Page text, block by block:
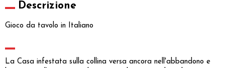
Descrizione
Gioco da tavolo in Italiano
La Casa infestata sulla collina versa ancora nell'abbandono e